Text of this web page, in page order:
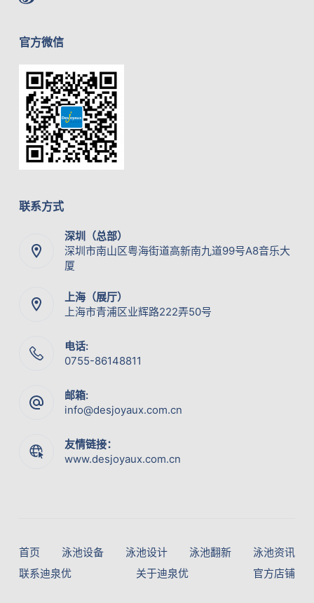
官方微信
联系方式
深圳（总部）
深圳市南山区粤海街道高新南九道99号A8音乐大
厦
上海（展厅）
上海市青浦区业辉路222弄50号
电话:
0755-86148811
邮箱:
info@desjoyaux.com.cn
友情链接：
www.desjoyaux.com.cn
首页 泳池设备 泳池设计 泳池翻新
泳池资讯
联系迪泉优
关于迪泉优 官方店铺